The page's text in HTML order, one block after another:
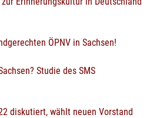
ÖPNV in Sachsen!
Studie des SMS
diskutiert, wählt neuen Vorstand